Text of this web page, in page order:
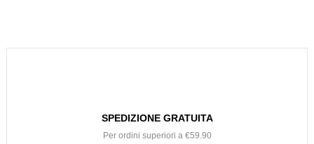
SPEDIZIONE GRATUITA
Per ordini superiori a €59.90